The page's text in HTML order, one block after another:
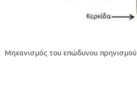
Μηχανισμός του επώδυνου πρηνισμού